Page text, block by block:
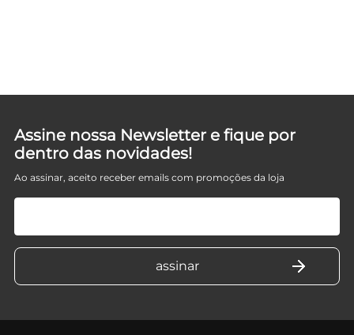
Assine nossa Newsletter e fique por
dentro das novidades!
Ao assinar, aceito receber emails com promoções da loja